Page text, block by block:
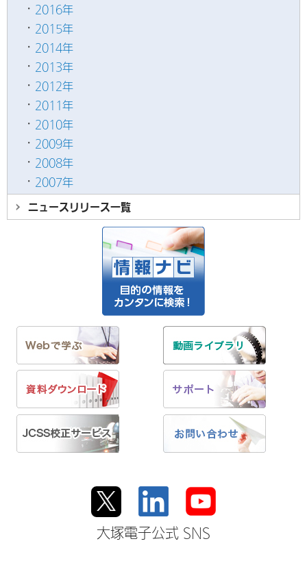
2016年
2015年
2014年
2013年
2012年
2011年
2010年
2009年
2008年
2007年
ニュースリリース一覧
大塚電子公式 SNS